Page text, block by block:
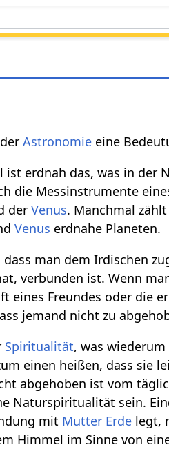
derAstronomie eine
erdnah das, was in der
die Messinstrumente
derVenus. Manchmal
Venus erdnahe Planeten.
man dem Irdischen
verbunden ist. Wenn
eines Freundes oder die
jemand nicht zu
Spiritualität, was
einen heißen, dass sie
abgehoben ist vom
Naturspiritualität sein.
mit Mutter Erde legt,
Himmel im Sinne von